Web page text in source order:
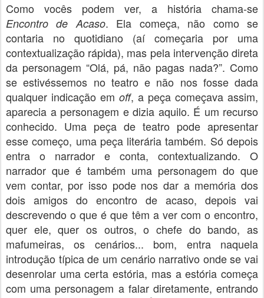
Como vocês podem ver, a história chama-se
Encontro de Acaso. Ela começa, não como se
contaria no quotidiano (aí começaria por uma
contextualização rápida), mas pela intervenção direta
da personagem “Olá, pá, não pagas nada?”. Como
se estivéssemos no teatro e não nos fosse dada
qualquer indicação em off, a peça começava assim,
aparecia a personagem e dizia aquilo. É um recurso
conhecido. Uma peça de teatro pode apresentar
esse começo, uma peça literária também. Só depois
entra o narrador e conta, contextualizando. O
narrador que é também uma personagem do que
vem contar, por isso pode nos dar a memória dos
dois amigos do encontro de acaso, depois vai
descrevendo o que é que têm a ver com o encontro,
quer ele, quer os outros, o chefe do bando, as
mafumeiras, os cenários... bom, entra naquela
introdução típica de um cenário narrativo onde se vai
desenrolar uma certa estória, mas a estória começa
com uma personagem a falar diretamente, entrando